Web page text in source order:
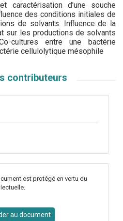
caractérisation d'une souche
des conditions initiales de
de solvants. Influence de la
sur les productions de solvants
cultures entre une bactérie
cellulolytique mésophile
contributeurs
est protégé en vertu du
au document